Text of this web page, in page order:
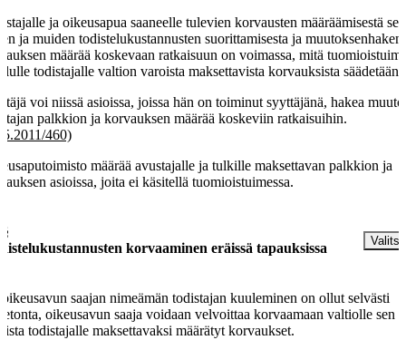
ja oikeusapua saaneelle tulevien korvausten määräämisestä
ja muiden todistelukustannusten suorittamisesta ja
määrää koskevaan ratkaisuun on voimassa, mitä
todistajalle valtion varoista maksettavista korvauksista säädetään.
voi niissä asioissa, joissa hän on toiminut syyttäjänä, hakea
palkkion ja korvauksen määrää koskeviin ratkaisuihin.
460)
määrää avustajalle ja tulkille maksettavan palkkion ja
asioissa, joita ei käsitellä tuomioistuimessa.
korvaaminen eräissä tapauksissa
oikeusavun saajan nimeämän todistajan kuuleminen on ollut selvästi
oikeusavun saaja voidaan velvoittaa korvaamaan valtiolle sen
todistajalle maksettavaksi määrätyt korvaukset.